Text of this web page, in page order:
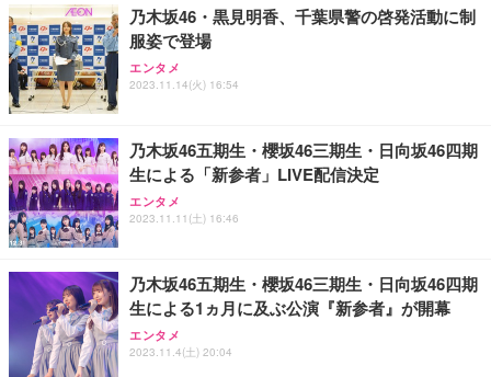
乃木坂46・黒見明香、千葉県警の啓発活動に制
服姿で登場
エンタメ
2023.11.14(火) 16:54
乃木坂46五期生・櫻坂46三期生・日向坂46四期
生による「新参者」LIVE配信決定
エンタメ
2023.11.11(土) 16:46
乃木坂46五期生・櫻坂46三期生・日向坂46四期
生による1ヵ月に及ぶ公演『新参者』が開幕
エンタメ
2023.11.4(土) 20:04